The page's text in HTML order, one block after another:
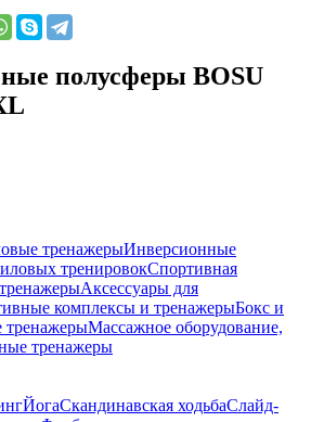
полусферы BOSU
тренажерыИнверсионные
тренировокСпортивная
Аксессуары для
комплексы и тренажерыБокс и
тренажерыМассажное оборудование,
тренажеры
ЙогаСкандинавская ходьбаСлайд-